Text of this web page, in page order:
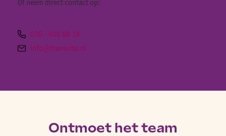
Of neem direct contact op:
030 - 600 88 18
info@transvita.nl
Ontmoet het team